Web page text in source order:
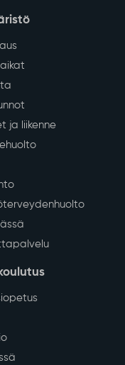
ja liikenne